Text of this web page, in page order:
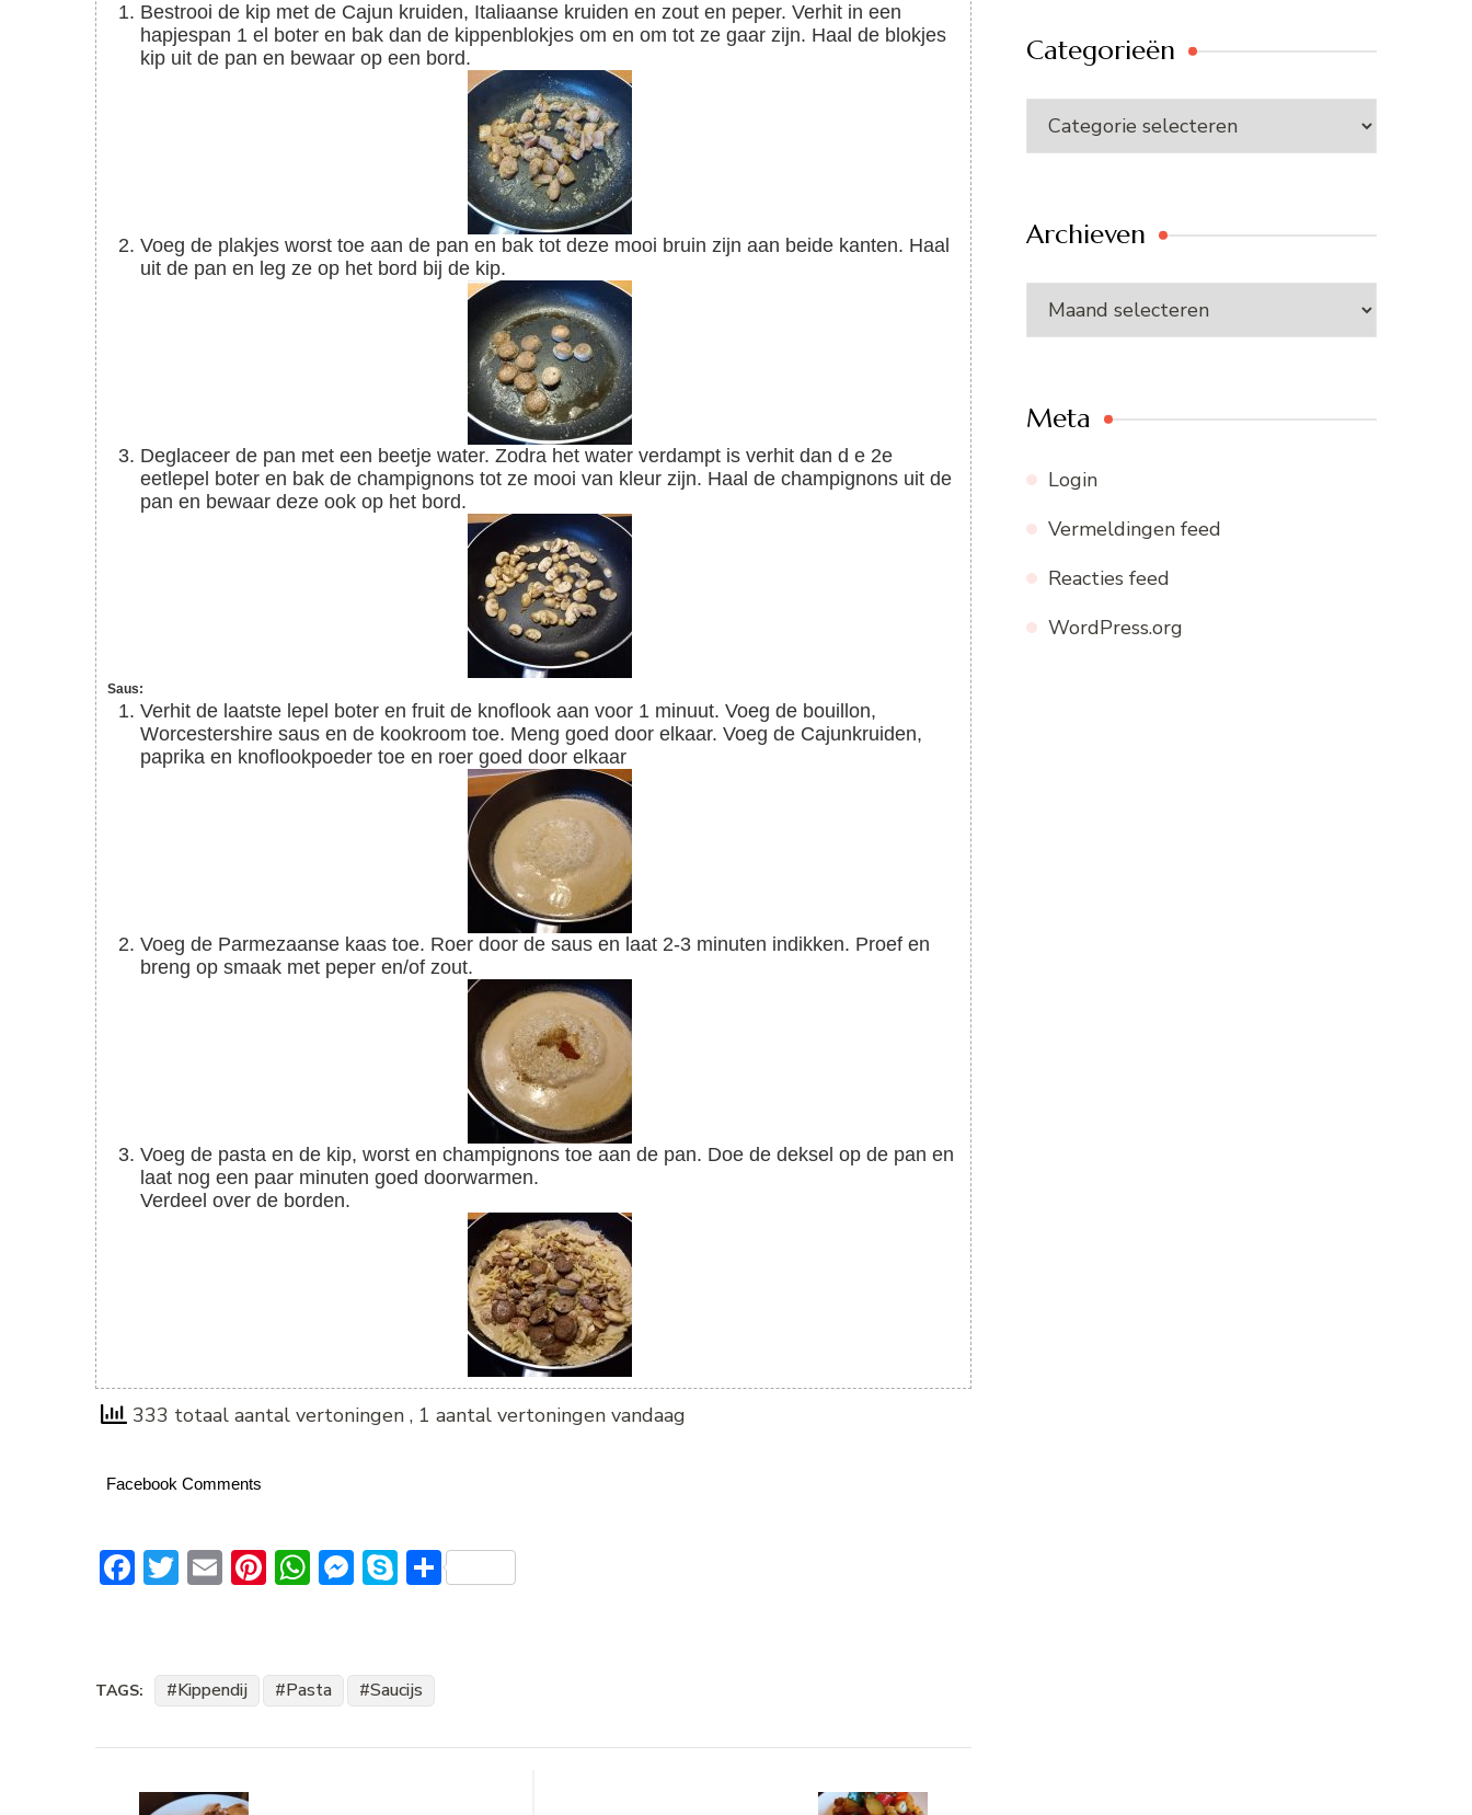
Bestrooi de kip met de Cajun kruiden, Italiaanse kruiden en zout en peper. Verhit in een
hapjespan 1 el boter en bak dan de kippenblokjes om en om tot ze gaar zijn. Haal de blokjes
kip uit de pan en bewaar op een bord.
Voeg de plakjes worst toe aan de pan en bak tot deze mooi bruin zijn aan beide kanten. Haal
uit de pan en leg ze op het bord bij de kip.
Deglaceer de pan met een beetje water. Zodra het water verdampt is verhit dan d e 2e
eetlepel boter en bak de champignons tot ze mooi van kleur zijn. Haal de champignons uit de
pan en bewaar deze ook op het bord.
Saus:
Verhit de laatste lepel boter en fruit de knoflook aan voor 1 minuut. Voeg de bouillon,
Worcestershire saus en de kookroom toe. Meng goed door elkaar. Voeg de Cajunkruiden,
paprika en knoflookpoeder toe en roer goed door elkaar
Voeg de Parmezaanse kaas toe. Roer door de saus en laat 2-3 minuten indikken. Proef en
breng op smaak met peper en/of zout.
Voeg de pasta en de kip, worst en champignons toe aan de pan. Doe de deksel op de pan en
laat nog een paar minuten goed doorwarmen.
Verdeel over de borden.
333 totaal aantal vertoningen , 1 aantal vertoningen vandaag
Facebook Comments
Facebook
Twitter
EmailPinterest
WhatsApp
Messenger
Skype
Delen
TAGS: Kippendij Pasta Saucijs
Categorieën
Categorieën
Archieven
Archieven
Meta
Login
Vermeldingen feed
Reacties feed
WordPress.org